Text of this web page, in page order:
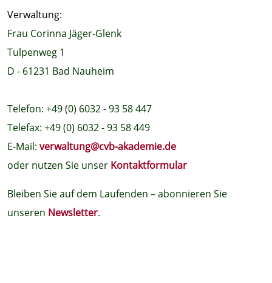
Verwaltung:
Frau Corinna Jäger-Glenk
Tulpenweg 1
D - 61231 Bad Nauheim
Telefon: +49 (0) 6032 - 93 58 447
Telefax: +49 (0) 6032 - 93 58 449
E-Mail: verwaltung@cvb-akademie.de
oder nutzen Sie unser Kontaktformular
Bleiben Sie auf dem Laufenden – abonnieren Sie
unseren Newsletter.